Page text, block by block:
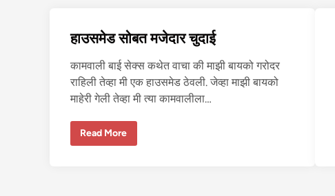
ले
-
हाउसमेड सोबत मजेदार चुदाई
कामवाली बाई सेक्स कथेत वाचा की माझी बायको गरोदर
राहिली तेव्हा मी एक हाउसमेड ठेवली. जेव्हा माझी बायको
माहेरी गेली तेव्हा मी त्या कामवालीला…
हा
Read More